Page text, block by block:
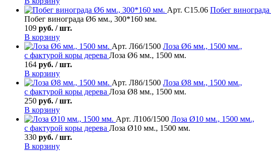
Арт. С15.06 Побег винограда
Побег винограда Ø6 мм., 300*160 мм.
109 руб. / шт.
В корзину
Арт. Л6б/1500 Лоза Ø6 мм., 1500 мм.,
с фактурой коры дерева Лоза Ø6 мм., 1500 мм.
164 руб. / шт.
В корзину
Арт. Л8б/1500 Лоза Ø8 мм., 1500 мм.,
с фактурой коры дерева Лоза Ø8 мм., 1500 мм.
250 руб. / шт.
В корзину
Арт. Л10б/1500 Лоза Ø10 мм., 1500 мм.,
с фактурой коры дерева Лоза Ø10 мм., 1500 мм.
330 руб. / шт.
В корзину